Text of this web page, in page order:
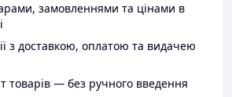
замовленнями та цінами в
з доставкою, оплатою та видачею
товарів — без ручного введення